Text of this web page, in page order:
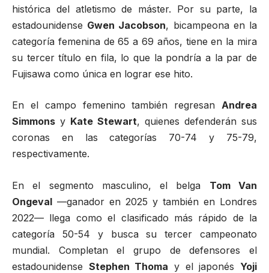
histórica del atletismo de máster. Por su parte, la
estadounidense Gwen Jacobson, bicampeona en la
categoría femenina de 65 a 69 años, tiene en la mira
su tercer título en fila, lo que la pondría a la par de
Fujisawa como única en lograr ese hito.
En el campo femenino también regresan Andrea
Simmons y Kate Stewart, quienes defenderán sus
coronas en las categorías 70-74 y 75-79,
respectivamente.
En el segmento masculino, el belga Tom Van
Ongeval —ganador en 2025 y también en Londres
2022— llega como el clasificado más rápido de la
categoría 50-54 y busca su tercer campeonato
mundial. Completan el grupo de defensores el
estadounidense Stephen Thoma y el japonés Yoji